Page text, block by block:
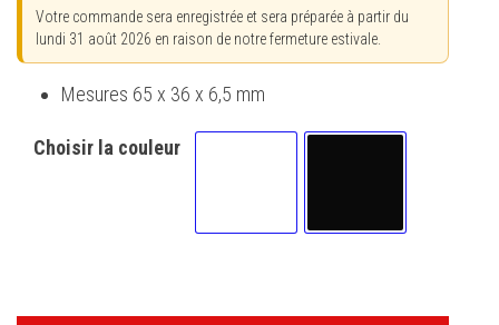
Votre commande sera enregistrée et sera préparée à partir du
lundi 31 août 2026 en raison de notre fermeture estivale.
Mesures 65 x 36 x 6,5 mm
Choisir la couleur